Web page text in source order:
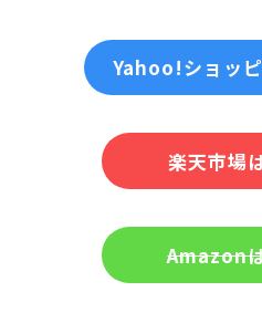
Yahoo!ショッ
楽天市場
Amazon